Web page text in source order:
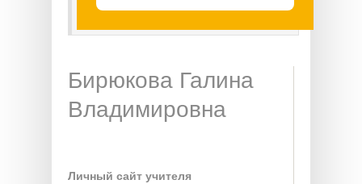
Бирюкова Галина
Владимировна
Личный сайт учителя